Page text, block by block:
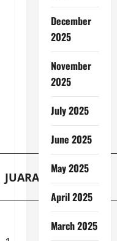
JUARA
NAMA
SISWA
NAILA
December
2025
November
2025
July 2025
June 2025
May 2025
April 2025
March 2025